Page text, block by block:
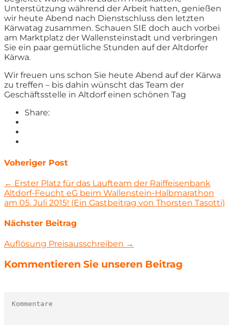
Unterstützung während der Arbeit hatten, genießen
wir heute Abend nach Dienstschluss den letzten
Kärwatag zusammen. Schauen SIE doch auch vorbei
am Marktplatz der Wallensteinstadt und verbringen
Sie ein paar gemütliche Stunden auf der Altdorfer
Kärwa.
Wir freuen uns schon Sie heute Abend auf der Kärwa
zu treffen – bis dahin wünscht das Team der
Geschäftsstelle in Altdorf einen schönen Tag
Share:
Voheriger Post
← Erster Platz für das Laufteam der Raiffeisenbank
Altdorf-Feucht eG beim Wallenstein-Halbmarathon
am 05. Juli 2015! (Ein Gastbeitrag von Thorsten Tasotti)
Nächster Beitrag
Auflösung Preisausschreiben →
Kommentieren Sie unseren Beitrag